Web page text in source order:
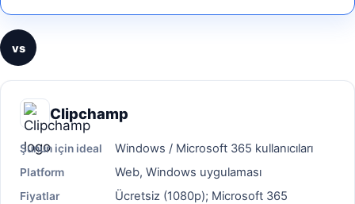
vs
Clipchamp
Şunun için ideal Windows / Microsoft 365 kullanıcıları
Platform Web, Windows uygulaması
Fiyatlar
Ücretsiz (1080p); Microsoft 365